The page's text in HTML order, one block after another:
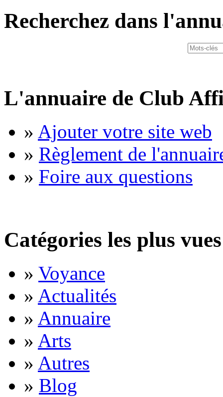
Recherchez dans
L'annuaire de Club
» Ajouter votre site web
» Règlement de
» Foire aux questions
Catégories les plus vues
» Voyance
» Actualités
» Annuaire
» Arts
» Autres
» Blog